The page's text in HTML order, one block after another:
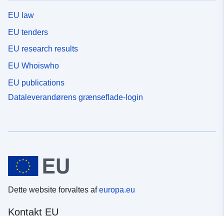
EU law
EU tenders
EU research results
EU Whoiswho
EU publications
Dataleverandørens grænseflade-login
Dette website forvaltes afeuropa.eu
Kontakt EU